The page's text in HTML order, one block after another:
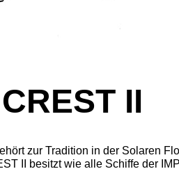
CREST II
zur Tradition in der Solaren
II besitzt wie alle Schiffe der